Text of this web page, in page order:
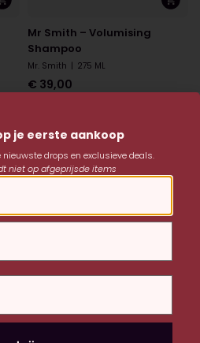
Mr Smith – Volumising
Shampoo
Mr. Smith | 275 ML
€ 39,00
Blonde
je eerste aankoop
drops en exclusieve deals.
niet op afgeprijsde items